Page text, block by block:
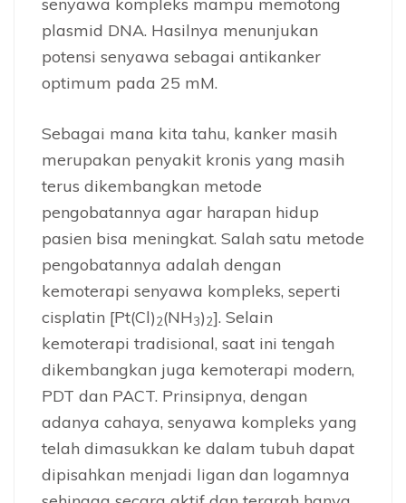
plasmid DNA. Hasilnya menunjukan
potensi senyawa sebagai antikanker
optimum pada 25 mM.
Sebagai mana kita tahu, kanker masih
merupakan penyakit kronis yang masih
terus dikembangkan metode
pengobatannya agar harapan hidup
pasien bisa meningkat. Salah satu metode
pengobatannya adalah dengan
kemoterapi senyawa kompleks, seperti
cisplatin [Pt(Cl)2(NH3)2]. Selain
kemoterapi tradisional, saat ini tengah
dikembangkan juga kemoterapi modern,
PDT dan PACT. Prinsipnya, dengan
adanya cahaya, senyawa kompleks yang
telah dimasukkan ke dalam tubuh dapat
dipisahkan menjadi ligan dan logamnya